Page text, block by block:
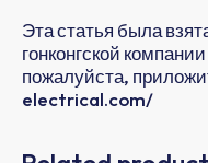
Эта статья была
гонконгской
пожалуйста,
electrical.com/